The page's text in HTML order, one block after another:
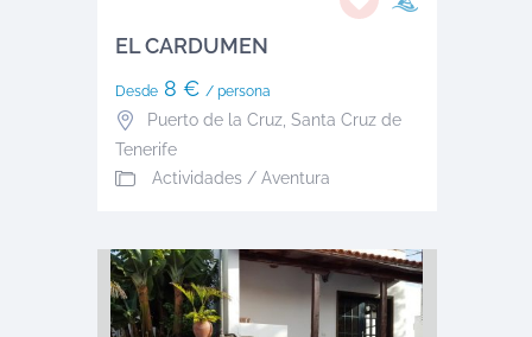
EL CARDUMEN
Desde8 € / persona
Puerto de la Cruz, Santa Cruz de
Tenerife
Actividades / Aventura